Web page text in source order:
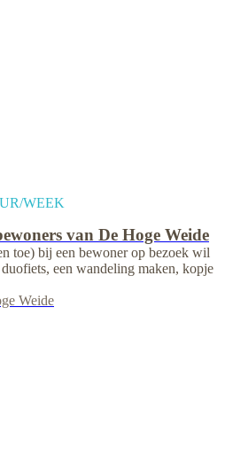
WEEK
van De Hoge Weide
toe) bij een bewoner op bezoek wil
een wandeling maken, kopje
Weide